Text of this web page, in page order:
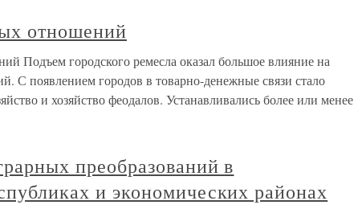
отношений
Подъем городского ремесла оказал большое влияние на
С появлением городов в товарно-денежные связи стало
и хозяйство феодалов. Устанавливались более или менее
преобразований в
и экономических районах